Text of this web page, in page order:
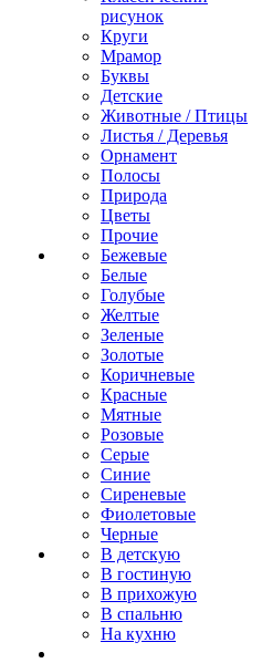
рисунок
Круги
Мрамор
Буквы
Детские
Животные / Птицы
Листья / Деревья
Орнамент
Полосы
Природа
Цветы
Прочие
Бежевые
Белые
Голубые
Желтые
Зеленые
Золотые
Коричневые
Красные
Мятные
Розовые
Серые
Синие
Сиреневые
Фиолетовые
Черные
В детскую
В гостиную
В прихожую
В спальню
На кухню